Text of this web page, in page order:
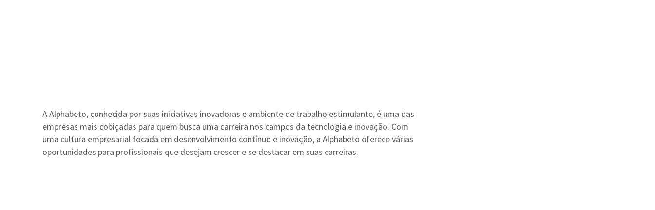
A Alphabeto, conhecida por suas iniciativas inovadoras e ambiente de trabalho estimulante, é uma das
empresas mais cobiçadas para quem busca uma carreira nos campos da tecnologia e inovação. Com
uma cultura empresarial focada em desenvolvimento contínuo e inovação, a Alphabeto oferece várias
oportunidades para profissionais que desejam crescer e se destacar em suas carreiras.